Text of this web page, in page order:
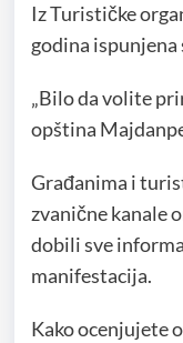
Iz Turističke
godina ispunjena
„Bilo da volite
opština
Građanima i
zvanične kanale
dobili sve
manifestacija.
Kako ocenjujete